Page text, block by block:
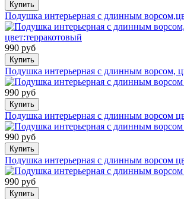
Купить
Подушка интерьерная с длинным
990 руб
Купить
Подушка интерьерная с длинным ворсом,
990 руб
Купить
Подушка интерьерная с длинным ворсом
990 руб
Купить
Подушка интерьерная с длинным ворсом
990 руб
Купить